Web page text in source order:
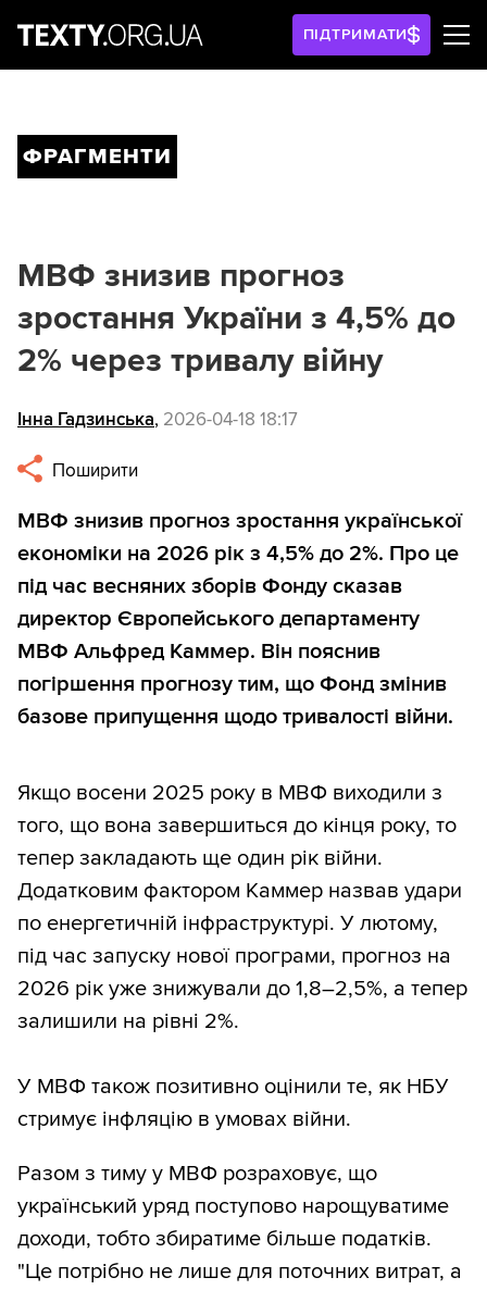
ПІДТРИМАТИ
ФРАГМЕНТИ
МВФ знизив прогноз
зростання України з 4,5% до
2% через тривалу війну
Інна Гадзинська, 2026-04-18 18:17
Поширити
МВФ знизив прогноз зростання української
економіки на 2026 рік з 4,5% до 2%. Про це
під час весняних зборів Фонду сказав
директор Європейського департаменту
МВФ Альфред Каммер. Він пояснив
погіршення прогнозу тим, що Фонд змінив
базове припущення щодо тривалості війни.
Якщо восени 2025 року в МВФ виходили з
того, що вона завершиться до кінця року, то
тепер закладають ще один рік війни.
Додатковим фактором Каммер назвав удари
по енергетичній інфраструктурі. У лютому,
під час запуску нової програми, прогноз на
2026 рік уже знижували до 1,8–2,5%, а тепер
залишили на рівні 2%.
У МВФ також позитивно оцінили те, як НБУ
стримує інфляцію в умовах війни.
Разом з тиму у МВФ розраховує, що
український уряд поступово нарощуватиме
доходи, тобто збиратиме більше податків.
"Це потрібно не лише для поточних витрат, а